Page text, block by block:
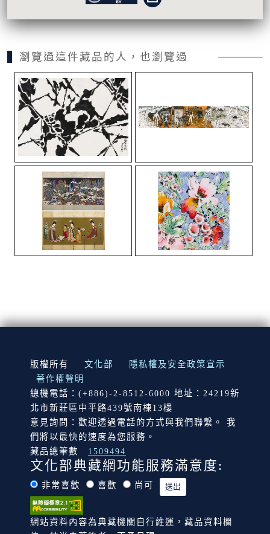
瀏覽過這件藏品的人，也瀏覽過
:::
版權所有 文化部
隱私權及安全政策宣示
著作權聲明
總機電話：(+886)-2-8512-6000 地址：24219新
北市新莊區中平路439號南棟13樓
意見詢問：歡迎透過電話的方式與我們聯繫。 我
們將以最快的速度為您服務。
藏品總筆數
1509494
文化部典藏網功能服務滿意度:
非常喜歡 喜歡 尚可
網站資料內容為典藏機關自行維運，藏品資料欄